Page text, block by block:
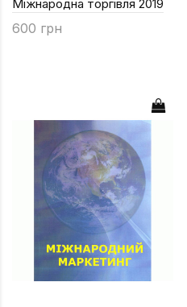
Міжнародна торгівля 2019
600 грн